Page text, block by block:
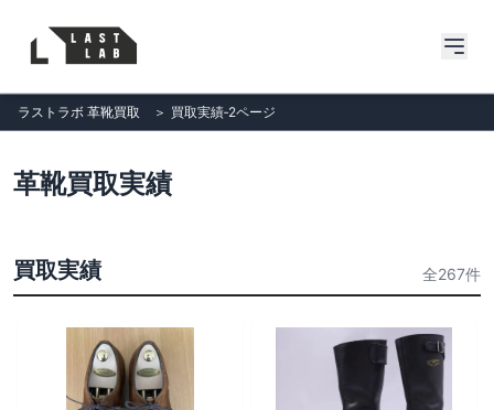
ラストラボ 革靴買取 ＞ 買取実績‐2ページ
革靴買取実績
買取実績 全267件